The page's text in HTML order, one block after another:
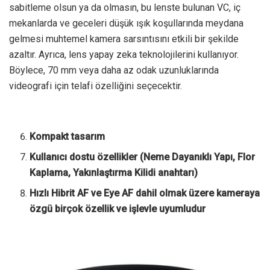
sabitleme olsun ya da olmasın, bu lenste bulunan VC, iç
mekanlarda ve geceleri düşük ışık koşullarında meydana
gelmesi muhtemel kamera sarsıntısını etkili bir şekilde
azaltır. Ayrıca, lens yapay zeka teknolojilerini kullanıyor.
Böylece, 70 mm veya daha az odak uzunluklarında
videografi için telafi özelliğini seçecektir.
Kompakt tasarım
Kullanıcı dostu özellikler (Neme Dayanıklı Yapı, Flor
Kaplama, Yakınlaştırma Kilidi anahtarı)
Hızlı Hibrit AF ve Eye AF dahil olmak üzere kameraya
özgü birçok özellik ve işlevle uyumludur